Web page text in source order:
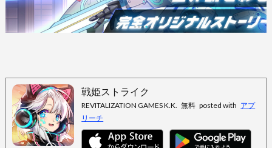
戦姫ストライク
REVITALIZATION GAMES K.K. 無料 posted with アプ
リーチ